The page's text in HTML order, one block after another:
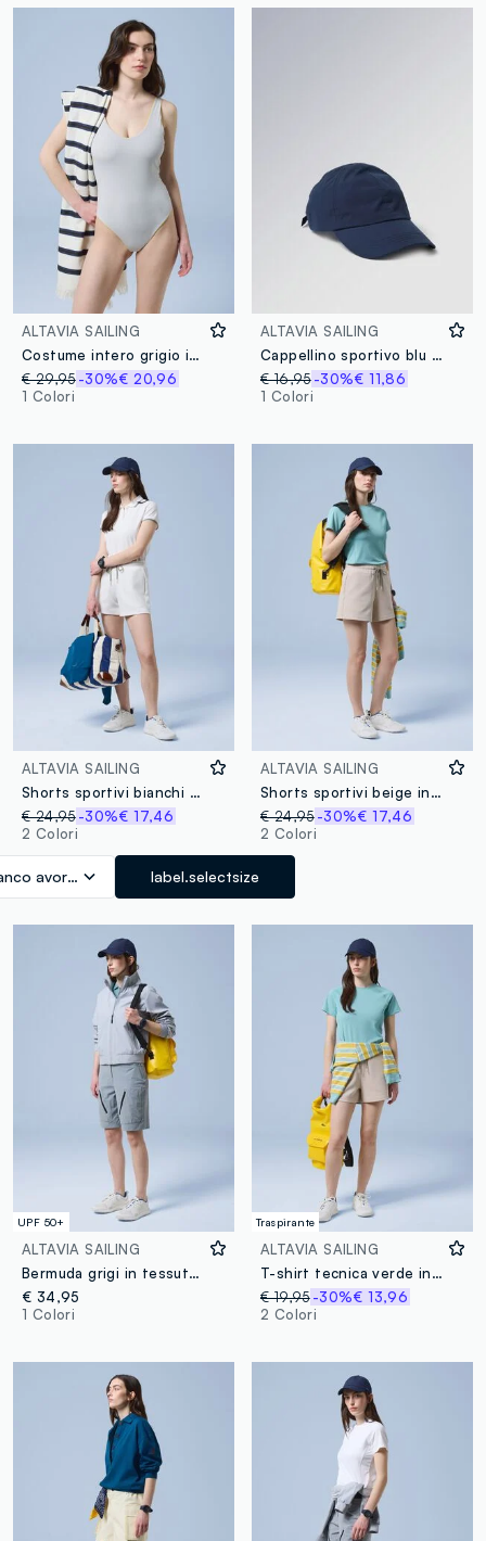
ALTAVIA SAILING
Costume intero grigio in tessuto elasticizzato ALTAVIA SAILING
€ 29,95-30%€ 20,96
1 Colori
ALTAVIA SAILING
Cappellino sportivo blu con visiera ALTAVIA SAILING
€ 16,95 -30%€ 11,86
1 Colori
ALTAVIA SAILING
Shorts sportivi bianchi in cotone elasticizzato ALTAVIA SAILING
€ 24,95-30%€ 17,46
2 Colori
avorio label.selectsize
ALTAVIA SAILING
Shorts sportivi beige in cotone elasticizzato ALTAVIA SAILING
€ 24,95 -30%€ 17,46
2 Colori
UPF 50+
ALTAVIA SAILING
Bermuda grigi in tessuto elasticizzato ALTAVIA SAILING
€ 34,95
1 Colori
Traspirante
ALTAVIA SAILING
T-shirt tecnica verde in tessuto elasticizzato ALTAVIA SAILING
€ 19,95 -30%€ 13,96
2 Colori